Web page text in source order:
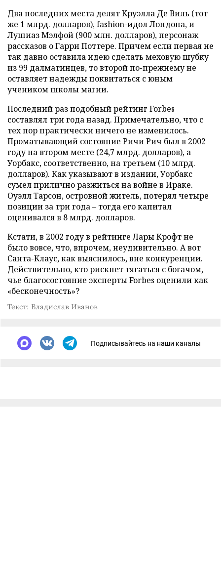
Два последних места делят Круэлла Де Виль (тот
же 1 млрд. долларов), fashion-идол Лондона, и
Лушиаз Мэлфой (900 млн. долларов), персонаж
рассказов о Гарри Поттере. Причем если первая не
так давно оставила идею сделать меховую шубку
из 99 далматинцев, то второй по-прежнему не
оставляет надежды поквитаться с юным
учеником школы магии.
Последний раз подобный рейтинг Forbes
составлял три года назад. Примечательно, что с
тех пор практически ничего не изменилось.
Проматывающий состояние Ричи Рич был в 2002
году на втором месте (24,7 млрд. долларов), а
Уорбакс, соответственно, на третьем (10 млрд.
долларов). Как указывают в издании, Уорбакс
сумел прилично разжиться на войне в Ираке.
Оуэлл Тарсон, островной житель, потерял четыре
позиции за три года – тогда его капитал
оценивался в 8 млрд. долларов.
Кстати, в 2002 году в рейтинге Лары Крофт не
было вовсе, что, впрочем, неудивительно. А вот
Санта-Клаус, как выяснилось, вне конкуренции.
Действительно, кто рискнет тягаться с богачом,
чье благосостояние эксперты Forbes оценили как
«бесконечность»?
Текст: Владислав Иванов
Подписывайтесь на наши каналы